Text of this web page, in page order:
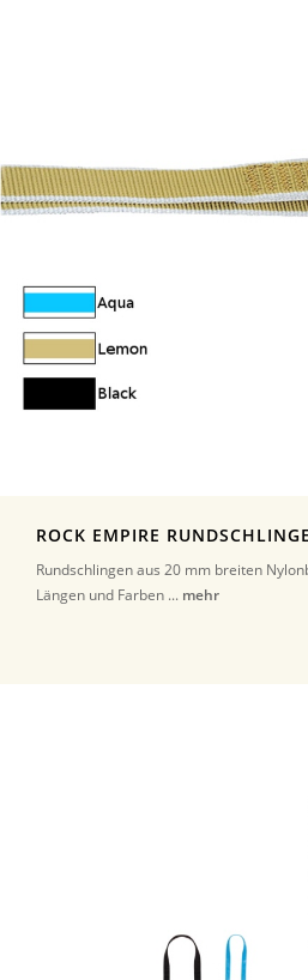
ROCK EMPIRE
Rundschlingen aus 20 mm breiten
Längen und Farben ... mehr